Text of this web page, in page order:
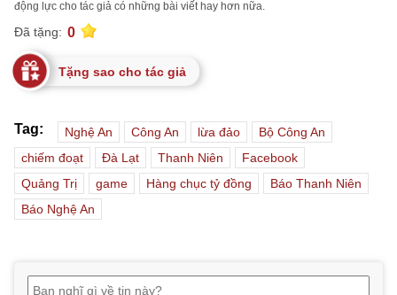
động lực cho tác giả có những bài viết hay hơn nữa.
Đã tặng: 0
Tặng sao cho tác giả
Tag: Nghệ An Công An lừa đảo
Bộ Công An
chiếm đoạt
Đà Lạt Thanh Niên
Facebook
Quảng Trị
game Hàng chục tỷ đồng
Báo Thanh Niên
Báo Nghệ An